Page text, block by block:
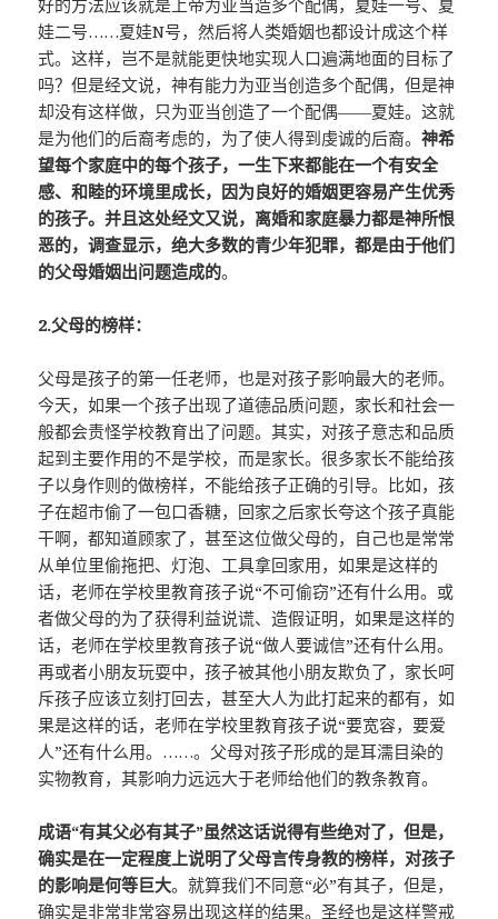
好的方法应该就是上帝为亚当造多个配偶，夏娃一号、夏
娃二号……夏娃N号，然后将人类婚姻也都设计成这个样
式。这样，岂不是就能更快地实现人口遍满地面的目标了
吗？但是经文说，神有能力为亚当创造多个配偶，但是神
却没有这样做，只为亚当创造了一个配偶——夏娃。这就
是为他们的后裔考虑的，为了使人得到虔诚的后裔。神希
望每个家庭中的每个孩子，一生下来都能在一个有安全
感、和睦的环境里成长，因为良好的婚姻更容易产生优秀
的孩子。并且这处经文又说，离婚和家庭暴力都是神所恨
恶的，调查显示，绝大多数的青少年犯罪，都是由于他们
的父母婚姻出问题造成的。
2.父母的榜样：
父母是孩子的第一任老师，也是对孩子影响最大的老师。
今天，如果一个孩子出现了道德品质问题，家长和社会一
般都会责怪学校教育出了问题。其实，对孩子意志和品质
起到主要作用的不是学校，而是家长。很多家长不能给孩
子以身作则的做榜样，不能给孩子正确的引导。比如，孩
子在超市偷了一包口香糖，回家之后家长夸这个孩子真能
干啊，都知道顾家了，甚至这位做父母的，自己也是常常
从单位里偷拖把、灯泡、工具拿回家用，如果是这样的
话，老师在学校里教育孩子说“不可偷窃”还有什么用。或
者做父母的为了获得利益说谎、造假证明，如果是这样的
话，老师在学校里教育孩子说“做人要诚信”还有什么用。
再或者小朋友玩耍中，孩子被其他小朋友欺负了，家长呵
斥孩子应该立刻打回去，甚至大人为此打起来的都有，如
果是这样的话，老师在学校里教育孩子说“要宽容，要爱
人”还有什么用。……。父母对孩子形成的是耳濡目染的
实物教育，其影响力远远大于老师给他们的教条教育。
成语“有其父必有其子”虽然这话说得有些绝对了，但是，
确实是在一定程度上说明了父母言传身教的榜样，对孩子
的影响是何等巨大。就算我们不同意“必”有其子，但是，
确实是非常非常容易出现这样的结果。圣经也是这样警戒